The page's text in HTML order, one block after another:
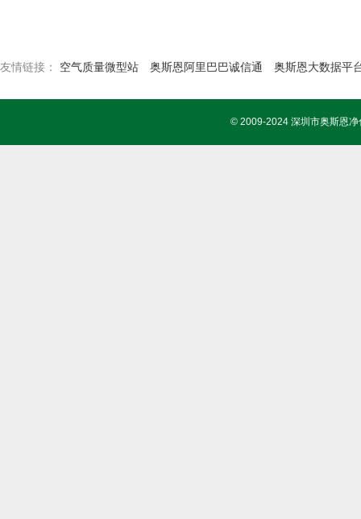
友情链接： 空气质量微型站 奥斯恩阿里巴巴诚信通 奥斯恩大数据平
© 2009-2024 深圳市奥斯恩